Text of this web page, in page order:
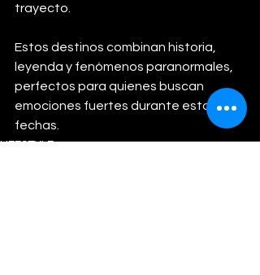
trayecto.
Estos destinos combinan historia,
leyenda y fenómenos paranormales,
perfectos para quienes buscan
emociones fuertes durante estas
fechas.
LIFESTYLE